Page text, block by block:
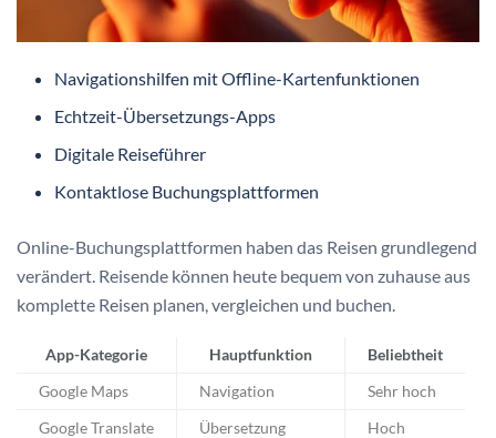
Navigationshilfen mit Offline-Kartenfunktionen
Echtzeit-Übersetzungs-Apps
Digitale Reiseführer
Kontaktlose Buchungsplattformen
Online-Buchungsplattformen haben das Reisen grundlegend
verändert. Reisende können heute bequem von zuhause aus
komplette Reisen planen, vergleichen und buchen.
App-Kategorie Hauptfunktion Beliebtheit
Google Maps Navigation Sehr hoch
Google Translate Übersetzung Hoch